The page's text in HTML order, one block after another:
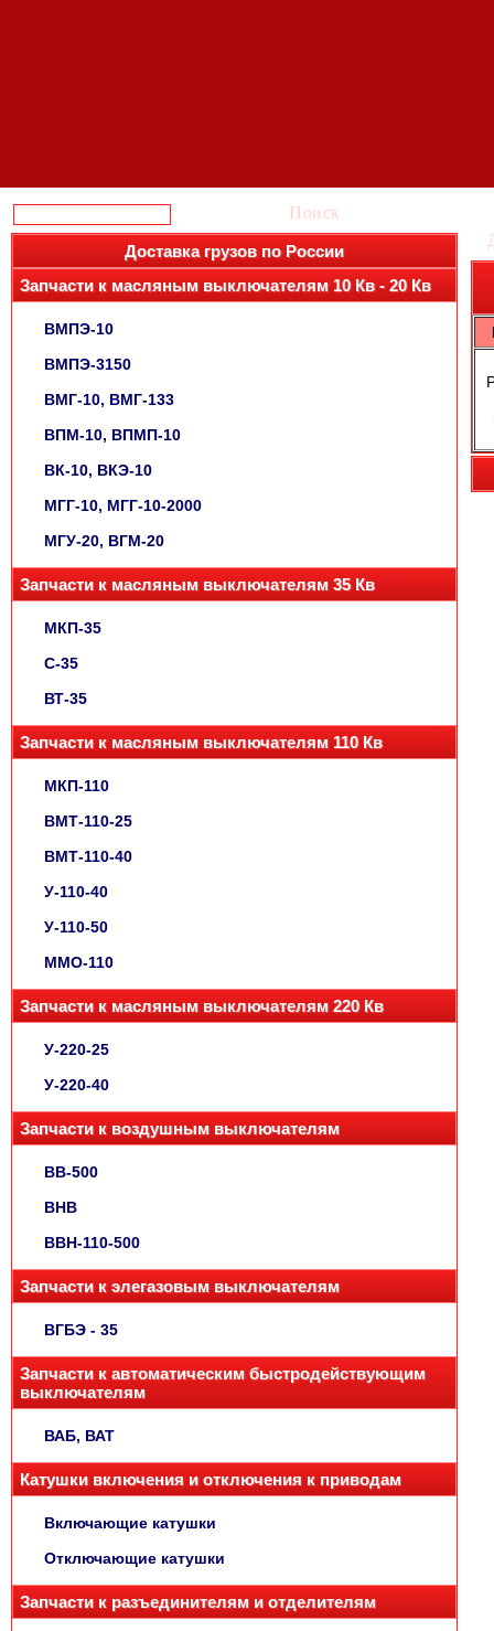
Поиск
Доставка грузов по России
Запчасти к масляным выключателям 10 Кв - 20 Кв
ВМПЭ-10
ВМПЭ-3150
ВМГ-10, ВМГ-133
ВПМ-10, ВПМП-10
ВК-10, ВКЭ-10
МГГ-10, МГГ-10-2000
МГУ-20, ВГМ-20
Запчасти к масляным выключателям 35 Кв
МКП-35
С-35
ВТ-35
Запчасти к масляным выключателям 110 Кв
МКП-110
ВМТ-110-25
ВМТ-110-40
У-110-40
У-110-50
ММО-110
Запчасти к масляным выключателям 220 Кв
У-220-25
У-220-40
Запчасти к воздушным выключателям
ВВ-500
ВНВ
ВВН-110-500
Запчасти к элегазовым выключателям
ВГБЭ - 35
Запчасти к автоматическим быстродействующим
выключателям
ВАБ, ВАТ
Катушки включения и отключения к приводам
Включающие катушки
Отключающие катушки
Запчасти к разъединителям и отделителям